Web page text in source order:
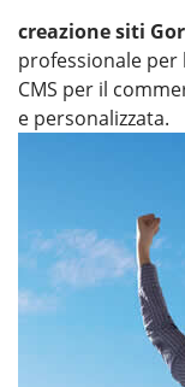
creazione siti
professionale
CMS per il
e personalizzata.